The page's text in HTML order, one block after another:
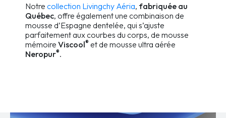
Notre collection Livingchy Aéria, fabriquée au
Québec, offre également une combinaison de
mousse d’Espagne dentelée, qui s’ajuste
parfaitement aux courbes du corps, de mousse
mémoire Viscool® et de mousse ultra aérée
Neropur®.